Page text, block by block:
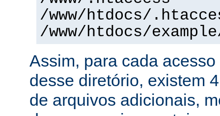
/www/htdocs/
/www/htdocs/
Assim, para cada
desse diretório, existem
de arquivos adicionais,